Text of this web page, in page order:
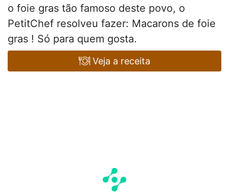
o foie gras tão famoso deste povo, o
PetitChef resolveu fazer: Macarons de foie
gras ! Só para quem gosta.
Veja a receita